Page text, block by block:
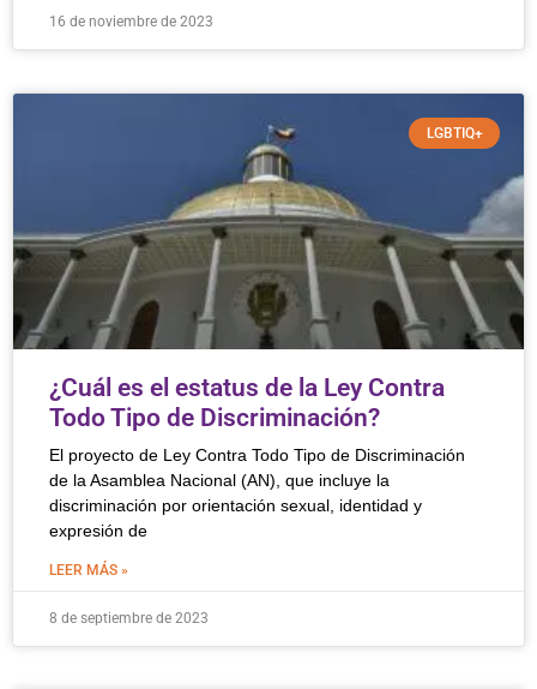
16 de noviembre de 2023
LGBTIQ+
¿Cuál es el estatus de la Ley Contra
Todo Tipo de Discriminación?
El proyecto de Ley Contra Todo Tipo de Discriminación
de la Asamblea Nacional (AN), que incluye la
discriminación por orientación sexual, identidad y
expresión de
LEER MÁS »
8 de septiembre de 2023